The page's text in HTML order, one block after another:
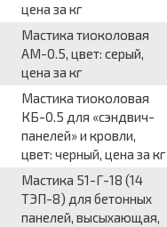
цена за кг
Мастика тиоколовая
АМ-0.5, цвет: серый,
цена за кг
Мастика тиоколовая
КБ-0.5 для «сэндвич-
панелей» и кровли,
цвет: черный, цена за кг
Мастика 51-Г-18 (14
ТЭП-8) для бе­тонных
панелей, высыхающая,